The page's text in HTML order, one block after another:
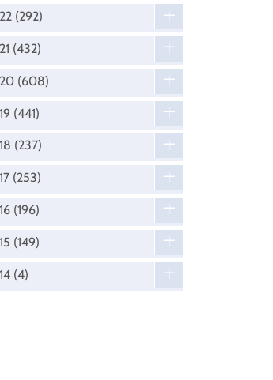
(292)
(432)
(608)
(441)
(237)
(253)
(196)
(149)
(4)